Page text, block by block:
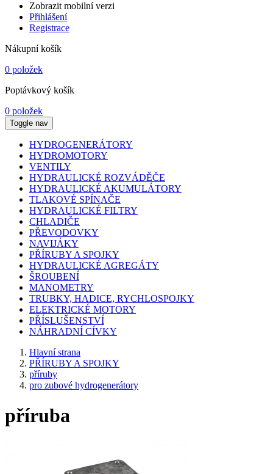
Zobrazit mobilní verzi
Přihlášení
Registrace
Nákupní košík
0 položek
Poptávkový košík
0 položek
Toggle nav
HYDROGENERÁTORY
HYDROMOTORY
VENTILY
HYDRAULICKÉ ROZVÁDĚČE
HYDRAULICKÉ AKUMULÁTORY
TLAKOVÉ SPÍNAČE
HYDRAULICKÉ FILTRY
CHLADIČE
PŘEVODOVKY
NAVIJÁKY
PŘÍRUBY A SPOJKY
HYDRAULICKÉ AGREGÁTY
ŠROUBENÍ
MANOMETRY
TRUBKY, HADICE, RYCHLOSPOJKY
ELEKTRICKÉ MOTORY
PŘÍSLUŠENSTVÍ
NÁHRADNÍ CÍVKY
Hlavní strana
PŘÍRUBY A SPOJKY
příruby
pro zubové hydrogenerátory
příruba